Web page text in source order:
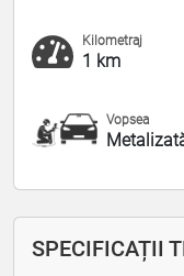
Kilometraj
1 km
Vopsea
SPECIFICAȚII